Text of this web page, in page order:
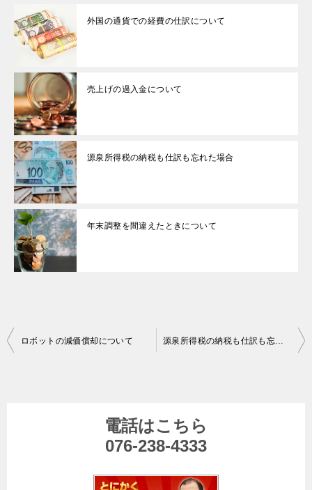
外国の通貨での経費の仕訳について
売上げの過入金について
源泉所得税の納税も仕訳も忘れた場合
年末調整を間違えたときについて
投
ロボットの減価償却について 源泉所得税の納税も仕訳も忘れた場合
電話はこちら
076-238-4333